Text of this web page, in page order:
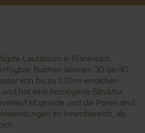
Laubbaum in Frankreich,
Buchen können 30 bis 40
von bis zu 1,30 m erreichen.
und hat eine homogene Struktur.
ist gerade und die Poren sind
im Innenbereich, als